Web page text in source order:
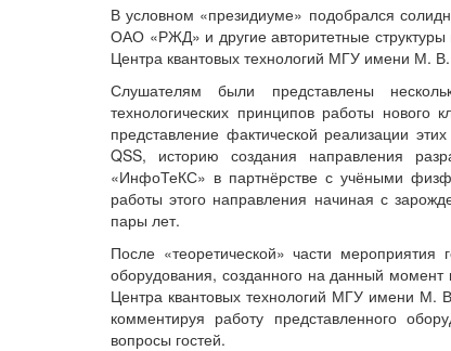
В условном «президиуме» подобрался
ОАО «РЖД» и другие авторитетные
Центра квантовых технологий МГУ имени М.
Слушателям были представлены
технологических принципов работы
представление фактической реализации
QSS, историю создания направления
«ИнфоТеКС» в партнёрстве с учёными
работы этого направления начиная с
пары лет.
После «теоретической» части мероприятия
оборудования, созданного на данный
Центра квантовых технологий МГУ имени М.
комментируя работу представленного
вопросы гостей.